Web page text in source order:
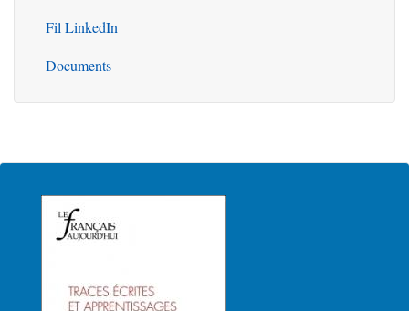
Fil LinkedIn
Documents